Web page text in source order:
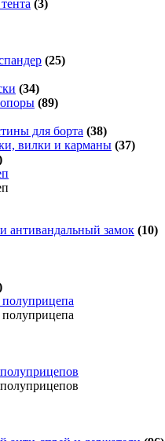
(3)
(25)
(34)
(89)
для борта (38)
вилки и карманы (37)
антивандальный замок (10)